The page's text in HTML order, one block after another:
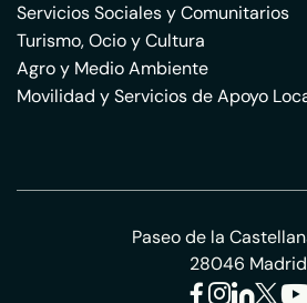
Servicios Sociales y Comunitarios
Turismo, Ocio y Cultura
Agro y Medio Ambiente
Movilidad y Servicios de Apoyo
Paseo de la
28046 Madrid